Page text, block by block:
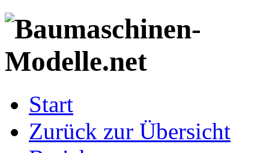
Start
Zurück zur Übersicht